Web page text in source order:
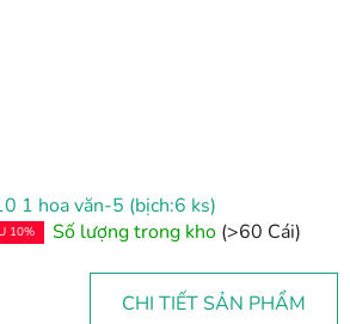
1 hoa văn-5 (bịch:6 ks)
10% Số lượng trong kho (>60 Cái)
CHI TIẾT SẢN PHẨM